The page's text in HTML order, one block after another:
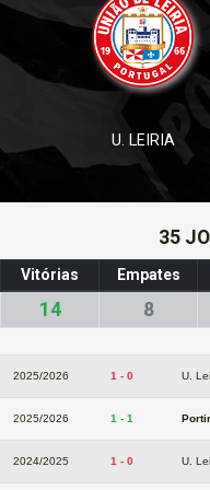
U. LEIRIA
35
Vitórias Empates
14 8
2025/2026 1 - 0 U.
2025/2026 1 - 1
2024/2025 1 - 0 U.